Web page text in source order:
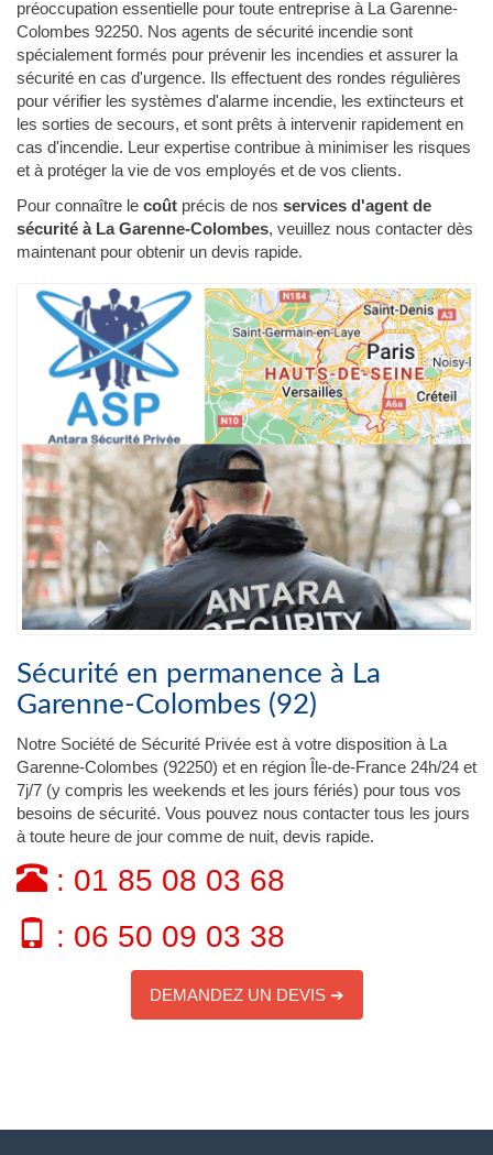
préoccupation essentielle pour toute entreprise à La Garenne-
Colombes 92250. Nos agents de sécurité incendie sont
spécialement formés pour prévenir les incendies et assurer la
sécurité en cas d'urgence. Ils effectuent des rondes régulières
pour vérifier les systèmes d'alarme incendie, les extincteurs et
les sorties de secours, et sont prêts à intervenir rapidement en
cas d'incendie. Leur expertise contribue à minimiser les risques
et à protéger la vie de vos employés et de vos clients.
Pour connaître le coût précis de nos services d'agent de
sécurité à La Garenne-Colombes, veuillez nous contacter dès
maintenant pour obtenir un devis rapide.
Sécurité en permanence à La
Garenne-Colombes (92)
Notre Société de Sécurité Privée est à votre disposition à La
Garenne-Colombes (92250) et en région Île-de-France 24h/24 et
7j/7 (y compris les weekends et les jours fériés) pour tous vos
besoins de sécurité. Vous pouvez nous contacter tous les jours
à toute heure de jour comme de nuit, devis rapide.
: 01 85 08 03 68
: 06 50 09 03 38
DEMANDEZ UN DEVIS ➔